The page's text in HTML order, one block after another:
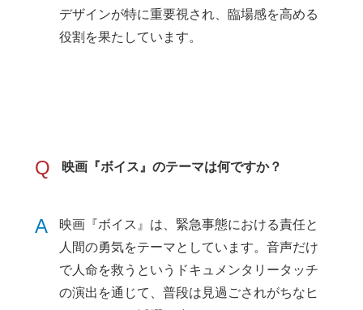
デザインが特に重要視され、臨場感を高める
役割を果たしています。
Q 映画『ボイス』のテーマは何ですか？
A
映画『ボイス』は、緊急事態における責任と
人間の勇気をテーマとしています。音声だけ
で人命を救うというドキュメンタリータッチ
の演出を通じて、普段は見過ごされがちなヒ